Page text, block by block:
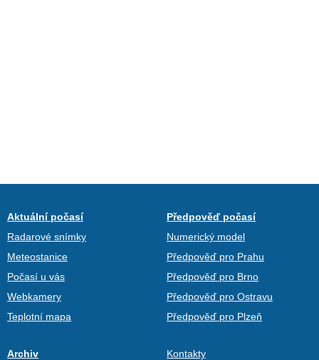
Aktuální počasí
Radarové snímky
Meteostanice
Počasí u vás
Webkamery
Teplotní mapa
Předpověď počasí
Numerický model
Předpověď pro Prahu
Předpověď pro Brno
Předpověď pro Ostravu
Předpověď pro Plzeň
Archiv Kontakty